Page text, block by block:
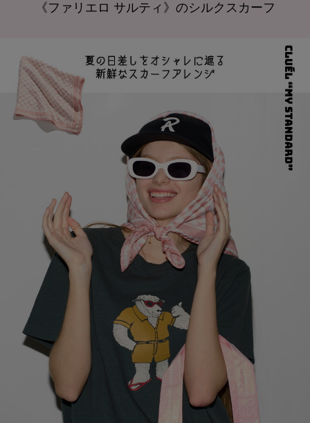
《ファリエロ サルティ》のシルクスカーフ